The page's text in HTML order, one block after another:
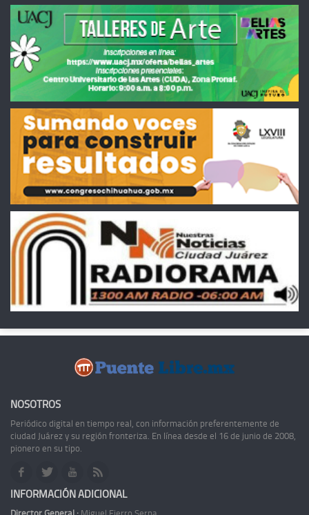
NOSOTROS
Periódico digital en tiempo real, con información preferentemente de
ciudad Juárez y su región fronteriza. En línea desde el 16 de junio de 2008,
pionero en su tipo.
INFORMACIÓN ADICIONAL